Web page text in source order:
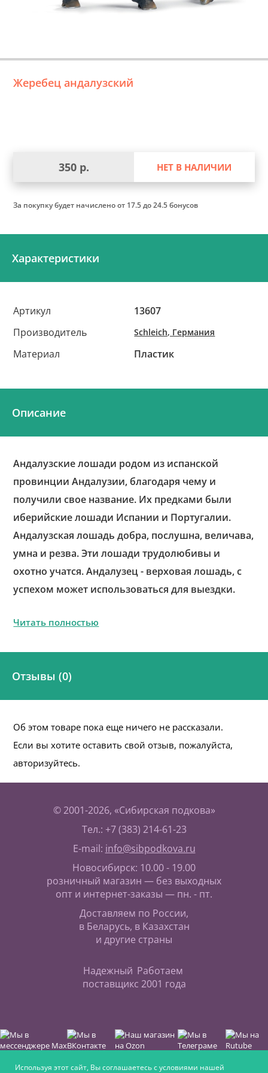
Жеребец андалузский
350 р. НЕТ В НАЛИЧИИ
За покупку будет начисленоот 17.5 до 24.5 бонусов
Характеристики
Артикул
13607
Производитель
Schleich, Германия
Материал Пластик
Описание
Андалузские лошади родом из испанской
провинции Андалузии, благодаря чему и
получили свое название. Их предками были
иберийские лошади Испании и Португалии.
Андалузская лошадь добра, послушна, величава,
умна и резва. Эти лошади трудолюбивы и
охотно учатся. Андалузец - верховая лошадь, с
успехом может использоваться для выездки.
Читать полностью
Отзывы (0)
Об этом товаре пока еще ничего не рассказали.
Если вы хотите оставить свой отзыв, пожалуйста,
авторизуйтесь.
© 2001-2026, «Сибирская подкова»
Тел.: +7 (383) 214-61-23
E-mail: info@sibpodkova.ru
Новосибирск: 10.00 - 19.00
розничный магазин — без выходных
опт и интернет-заказы — пн. - пт.
Доставляем по России,
в Беларусь, в Казахстан
и другие страны
Надежный
поставщик
Работаем
с 2001 года
Используя этот сайт, Вы соглашаетесь с условиями нашей